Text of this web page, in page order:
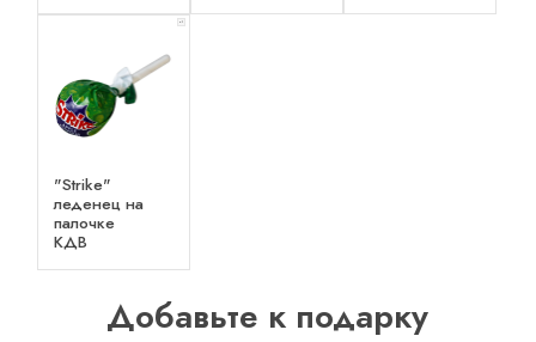
x 1
"Strike"
леденец на
палочке
КДВ
Добавьте к подарку